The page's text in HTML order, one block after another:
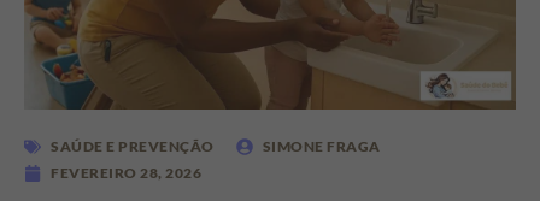
SAÚDE E PREVENÇÃO
SIMONE FRAGA
FEVEREIRO 28, 2026